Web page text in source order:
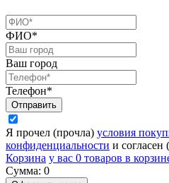
ФИО*
Ваш город
Телефон*
Я прочел (прочла) условия
конфиденциальности и согласен
Корзина у вас 0 товаров в
Сумма: 0